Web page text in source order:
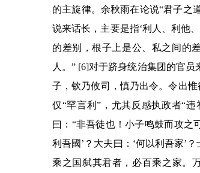
的主旋律。余秋雨在论说“君子之
说来话长，主要是指‘利人、利他
的差别，根子上是公、私之间的
人。” [6]对于跻身统治集团的官员
子，钦乃攸司，慎乃出令。令出
仅“罕言利” ，尤其反感执政者“违
曰： “非吾徒也！小子鸣鼓而攻之
利吾國’ ？大夫曰： ‘何以利吾家’ ？
乘之国弑其君者，必百乘之家。